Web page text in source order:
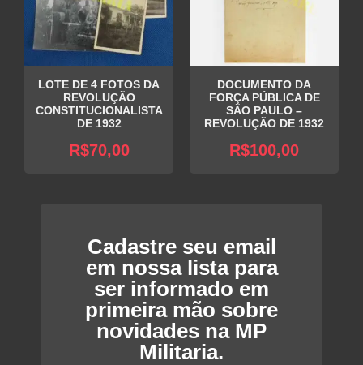
LOTE DE 4 FOTOS DA
REVOLUÇÃO
CONSTITUCIONALISTA
DE 1932
R$70,00
DOCUMENTO DA
FORÇA PÚBLICA DE
SÃO PAULO –
REVOLUÇÃO DE 1932
R$100,00
Cadastre seu email
em nossa lista para
ser informado em
primeira mão sobre
novidades na MP
Militaria.